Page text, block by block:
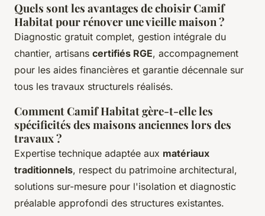
Quels sont les avantages de choisir Camif
Habitat pour rénover une vieille maison ?
Diagnostic gratuit complet, gestion intégrale du
chantier, artisans certifiés RGE, accompagnement
pour les aides financières et garantie décennale sur
tous les travaux structurels réalisés.
Comment Camif Habitat gère-t-elle les
spécificités des maisons anciennes lors des
travaux ?
Expertise technique adaptée aux matériaux
traditionnels, respect du patrimoine architectural,
solutions sur-mesure pour l'isolation et diagnostic
préalable approfondi des structures existantes.